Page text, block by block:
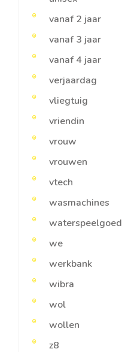
vanaf 2 jaar
vanaf 3 jaar
vanaf 4 jaar
verjaardag
vliegtuig
vriendin
vrouw
vrouwen
vtech
wasmachines
waterspeelgoed
we
werkbank
wibra
wol
wollen
z8